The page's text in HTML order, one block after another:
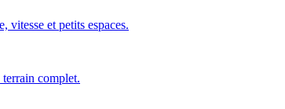
et petits espaces.
complet.